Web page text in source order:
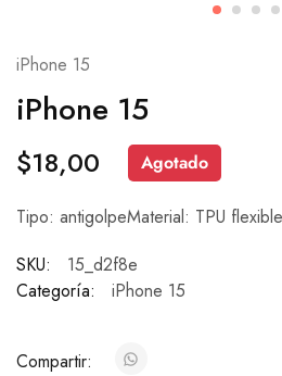
iPhone 15
iPhone 15
$18,00 Agotado
Tipo: antigolpeMaterial: TPU
SKU:
15_d2f8e
Categoría:
iPhone 15
Compartir: